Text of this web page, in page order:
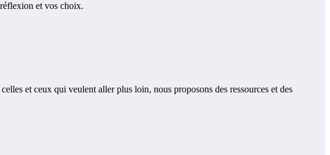
et vos choix.
et ceux qui veulent aller plus loin, nous proposons des ressources et des